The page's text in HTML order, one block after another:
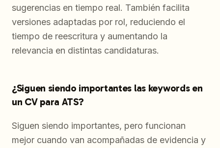
sugerencias en tiempo real. También facilita
versiones adaptadas por rol, reduciendo el
tiempo de reescritura y aumentando la
relevancia en distintas candidaturas.
¿Siguen siendo importantes las keywords en
un CV para ATS?
Siguen siendo importantes, pero funcionan
mejor cuando van acompañadas de evidencia y